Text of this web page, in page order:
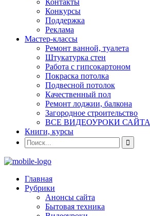
Контакты
Конкурсы
Поддержка
Реклама
Мастер-классы
Ремонт ванной, туалета
Штукатурка стен
Работа с гипсокартоном
Покраска потолка
Подвесной потолок
Качественный пол
Ремонт лоджии, балкона
Загородное строительство
ВСЕ ВИДЕОУРОКИ САЙТА
Книги, курсы
Главная
Рубрики
Анонсы сайта
Бытовая техника